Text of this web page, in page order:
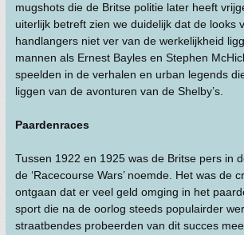
mugshots die de Britse politie later heeft
uiterlijk betreft zien we duidelijk dat de looks
handlangers niet ver van de werkelijkheid
mannen als Ernest Bayles en Stephen
speelden in de verhalen en urban legends
liggen van de avonturen van de Shelby’s.
Paardenraces
Tussen 1922 en 1925 was de Britse pers in
de ‘Racecourse Wars’ noemde. Het was de
ontgaan dat er veel geld omging in het
sport die na de oorlog steeds populairder
straatbendes probeerden van dit succes